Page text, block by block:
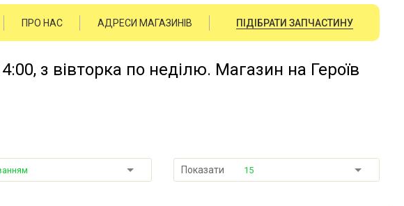
ПРО НАС АДРЕСИ МАГАЗИНІВ ПІДІБРАТИ ЗАПЧАСТИНУ
з вівторка по неділю. Магазин на Героїв
Показати 15